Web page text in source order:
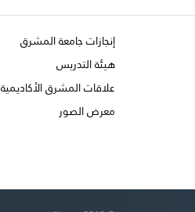
إنجازات جامعة المشرق
هيئة التدريس
علاقات المشرق الأكاديمية
معرض الصور